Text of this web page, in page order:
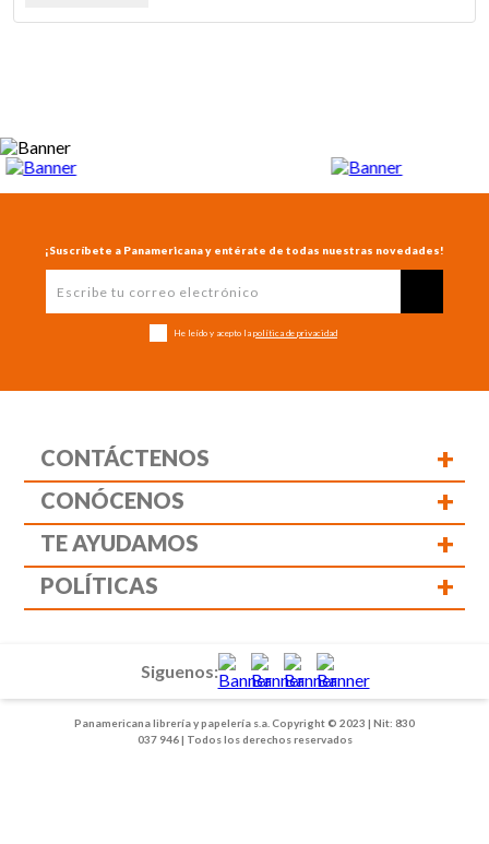
¡Suscríbete a Panamericana y entérate de todas nuestras novedades!
He leído y acepto la política de privacidad
CONTÁCTENOS +
CONÓCENOS +
TE AYUDAMOS +
POLÍTICAS +
Panamericana librería y papelería s.a. Copyright © 2023 | Nit: 830
037 946 | Todos los derechos reservados
Siguenos: